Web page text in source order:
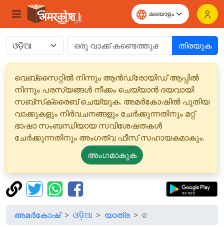
തിരയുക
വെബ്‌സൈറ്റിൽ നിന്നും ആൻഡ്രോയിഡ് ആപ്പിൽ
നിന്നും പരസ്യങ്ങൾ നീക്കം ചെയ്യാൻ ദയവായി
സബ്‌സ്‌ക്രൈബ് ചെയ്യുക. അമർകോഷിൽ പുതിയ
വാക്കുകളും നിർവചനങ്ങളും ചേർക്കുന്നതിനും മറ്റ്
ഭാഷാ സംബന്ധിയായ സവിശേഷതകൾ
ചേർക്കുന്നതിനും അംഗത്വ ഫീസ് സഹായകമാകും.
അംഗമാകുക
അമർകോഷ് ଓଡ଼ିଆ യാത്ര ଝ